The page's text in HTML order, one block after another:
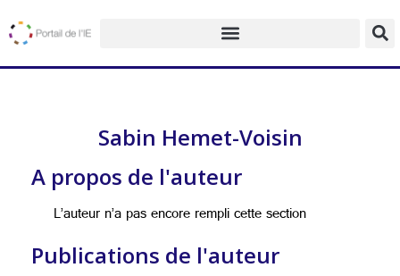
Sabin Hemet-Voisin
A propos de l'auteur
L’auteur n’a pas encore rempli cette section
Publications de l'auteur